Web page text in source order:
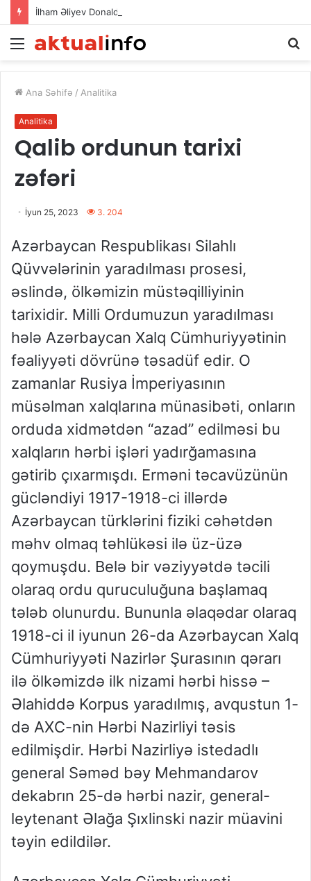
İlham Əliyev Donald Trampla danışdı
Menu
Ana Səhifə / Analitika
Analitika
Qalib ordunun tarixi
zəfəri
İyun 25, 2023 3. 204
Azərbaycan Respublikası Silahlı
Qüvvələrinin yaradılması prosesi,
əslində, ölkəmizin müstəqilliyinin
tarixidir. Milli Ordumuzun yaradılması
hələ Azərbaycan Xalq Cümhuriyyətinin
fəaliyyəti dövrünə təsadüf edir. O
zamanlar Rusiya İmperiyasının
müsəlman xalqlarına münasibəti, onların
orduda xidmətdən “azad” edilməsi bu
xalqların hərbi işləri yadırğamasına
gətirib çıxarmışdı. Erməni təcavüzünün
gücləndiyi 1917-1918-ci illərdə
Azərbaycan türklərini fiziki cəhətdən
məhv olmaq təhlükəsi ilə üz-üzə
qoymuşdu. Belə bir vəziyyətdə təcili
olaraq ordu quruculuğuna başlamaq
tələb olunurdu. Bununla əlaqədar olaraq
1918-ci il iyunun 26-da Azərbaycan Xalq
Cümhuriyyəti Nazirlər Şurasının qərarı
ilə ölkəmizdə ilk nizami hərbi hissə –
Əlahiddə Korpus yaradılmış, avqustun 1-
də AXC-nin Hərbi Nazirliyi təsis
edilmişdir. Hərbi Nazirliyə istedadlı
general Səməd bəy Mehmandarov
dekabrın 25-də hərbi nazir, general-
leytenant Əlağa Şıxlinski nazir müavini
təyin edildilər.